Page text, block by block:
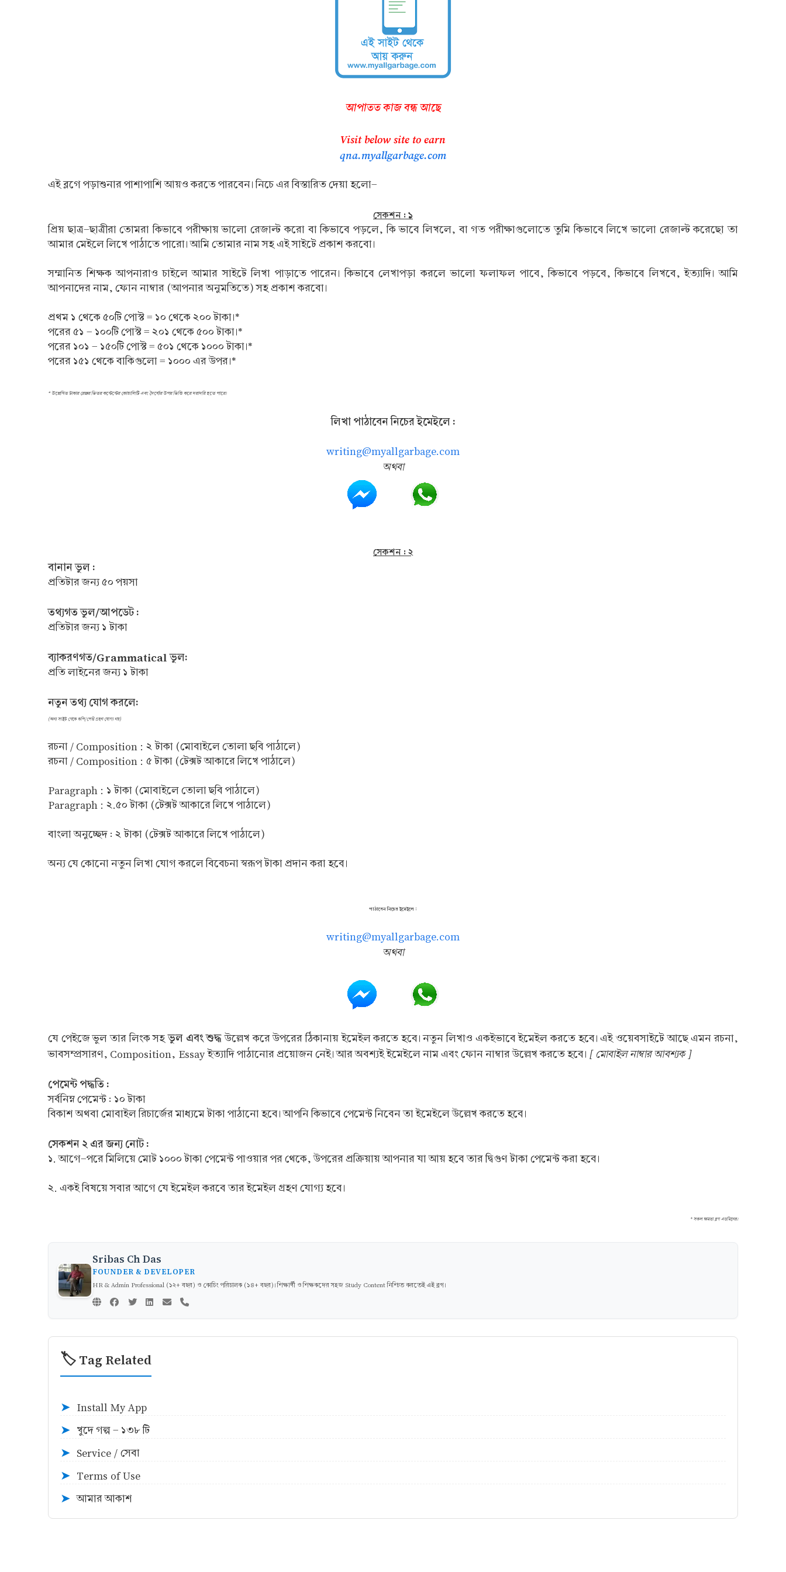
আপাতত কাজ বন্ধ আছে
Visit below site to earn
qna.myallgarbage.com
এই ব্লগে পড়াশুনার পাশাপাশি আয়ও করতে পারবেন। নিচে এর বিস্তারিত দেয়া হলো-
সেকশন : ১
প্রিয় ছাত্র-ছাত্রীরা তোমরা কিভাবে পরীক্ষায় ভালো রেজাল্ট করো বা কিভাবে পড়লে, কি ভাবে লিখলে, বা গত পরীক্ষাগুলোতে তুমি কিভাবে লিখে ভালো রেজাল্ট করেছো তা
আমার মেইলে লিখে পাঠাতে পারো। আমি তোমার নাম সহ এই সাইটে প্রকাশ করবো।
সম্মানিত শিক্ষক আপনারাও চাইলে আমার সাইটে লিখা পাড়াতে পারেন। কিভাবে লেখাপড়া করলে ভালো ফলাফল পাবে, কিভাবে পড়বে, কিভাবে লিখবে, ইত্যাদি। আমি
আপনাদের নাম, ফোন নাম্বার (আপনার অনুমতিতে) সহ প্রকাশ করবো।
প্রথম ১ থেকে ৫০টি পোস্ট = ১০ থেকে ২০০ টাকা।*
পরের ৫১ - ১০০টি পোস্ট = ২০১ থেকে ৫০০ টাকা।*
পরের ১০১ - ১৫০টি পোস্ট = ৫০১ থেকে ১০০০ টাকা।*
পরের ১৫১ থেকে বাকিগুলো = ১০০০ এর উপর।*
* উল্লেখিত টাকার রেঞ্জর ভিতর কন্টেন্টের কোয়ালিটি এবং দৈর্ঘ্যের উপর ভিত্তি করে দরাদরি হতে পারে।
লিখা পাঠাবেন নিচের ইমেইলে :
writing@myallgarbage.com
অথবা
সেকশন : ২
বানান ভুল :
প্রতিটার জন্য ৫০ পয়সা
তথ্যগত ভুল/আপডেট :
প্রতিটার জন্য ১ টাকা
ব্যাকরণগত/Grammatical ভুল:
প্রতি লাইনের জন্য ১ টাকা
নতুন তথ্য যোগ করলে:
(অন্য সাইট থেকে কপি/পেস্ট গ্রহণ যোগ্য নয়)
রচনা / Composition : ২ টাকা (মোবাইলে তোলা ছবি পাঠালে)
রচনা / Composition : ৫ টাকা (টেক্সট আকারে লিখে পাঠালে)
Paragraph : ১ টাকা (মোবাইলে তোলা ছবি পাঠালে)
Paragraph : ২.৫০ টাকা (টেক্সট আকারে লিখে পাঠালে)
বাংলা অনুচ্ছেদ : ২ টাকা (টেক্সট আকারে লিখে পাঠালে)
অন্য যে কোনো নতুন লিখা যোগ করলে বিবেচনা স্বরূপ টাকা প্রদান করা হবে।
পাঠাবেন নিচের ইমেইলে :
writing@myallgarbage.com
অথবা
যে পেইজে ভুল তার লিংক সহভুল এবং শুদ্ধউল্লেখ করে উপরের ঠিকানায় ইমেইল করতে হবে। নতুন লিখাও একইভাবে ইমেইল করতে হবে। এই ওয়েবসাইটে আছে এমন রচনা,
ভাবসম্প্রসারণ, Composition, Essay ইত্যাদি পাঠানোর প্রয়োজন নেই। আর অবশ্যই ইমেইলে নাম এবং ফোন নাম্বার উল্লেখ করতে হবে। [ মোবাইল নাম্বার আবশ্যক ]
পেমেন্ট পদ্ধতি :
সর্বনিম্ন পেমেন্ট : ১০ টাকা
বিকাশ অথবা মোবাইল রিচার্জের মাধ্যমে টাকা পাঠানো হবে। আপনি কিভাবে পেমেন্ট নিবেন তা ইমেইলে উল্লেখ করতে হবে।
সেকশন ২ এর জন্য নোট :
১. আগে-পরে মিলিয়ে মোট ১০০০ টাকা পেমেন্ট পাওয়ার পর থেকে, উপরের প্রক্রিয়ায় আপনার যা আয় হবে তার দ্বিগুণ টাকা পেমেন্ট করা হবে।
২. একই বিষয়ে সবার আগে যে ইমেইল করবে তার ইমেইল গ্রহণ যোগ্য হবে।
* সকল ক্ষমতা ব্লগ এডমিনের।
Sribas Ch Das
FOUNDER & DEVELOPER
HR & Admin Professional (১২+ বছর) ও কোচিং পরিচালক (১৪+ বছর)। শিক্ষার্থী ও শিক্ষকদের সহজ Study Content নিশ্চিত করতেই এই ব্লগ।
🏷️ Tag Related
➤ Install My App
➤ খুদে গল্প - ১৩৮ টি
➤ Service / সেবা
➤ Terms of Use
➤ আমার আকাশ